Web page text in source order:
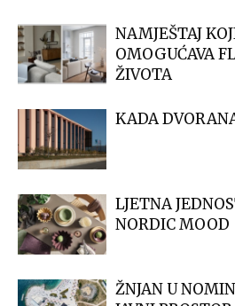
NAMJEŠTAJ
OMOGUĆAVA
ŽIVOTA
KADA
LJETNA
NORDIC MOOD
ŽNJAN U